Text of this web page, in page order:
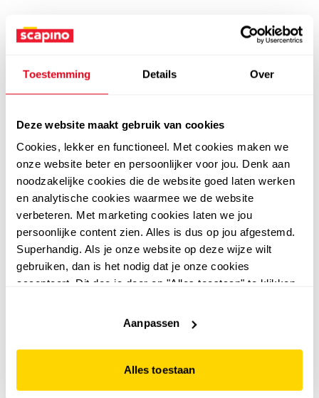
Toestemming Details Over
Deze website maakt gebruik van cookies
Cookies, lekker en functioneel. Met cookies maken we
onze website beter en persoonlijker voor jou. Denk aan
noodzakelijke cookies die de website goed laten werken
en analytische cookies waarmee we de website
verbeteren. Met marketing cookies laten we jou
persoonlijke content zien. Alles is dus op jou afgestemd.
Superhandig. Als je onze website op deze wijze wilt
gebruiken, dan is het nodig dat je onze cookies
accepteert. Dit doe je door op "Alles toestaan" te klikken.
website niet optimaal functioneert.
Aanpassen
Alles toestaan